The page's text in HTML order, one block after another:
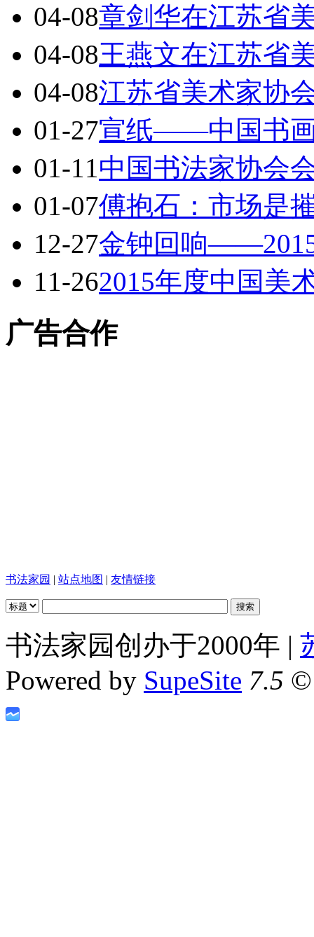
04-08章剑华在江苏省
04-08王燕文在江苏省
04-08江苏省美术家协
01-27宣纸——中国书
01-11中国书法家协会
01-07傅抱石：市场是
12-27金钟回响
11-262015年度中国美
广告合作
书法家园 | 站点地图 | 友情链接
书法家园创办于2000年 |
Powered by SupeSite 7.5 ©